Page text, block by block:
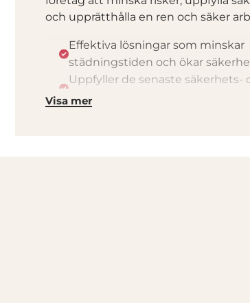
och upprätthålla en ren och säker
Effektiva lösningar som minskar
städningstiden och ökar
Uppfyller de senaste säkerhets-
miljöstandarderna.
Visa mer